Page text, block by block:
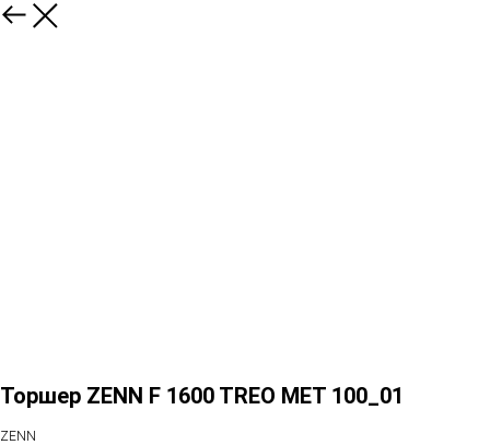
Торшер ZENN F 1600 TREO MET 100_01
ZENN